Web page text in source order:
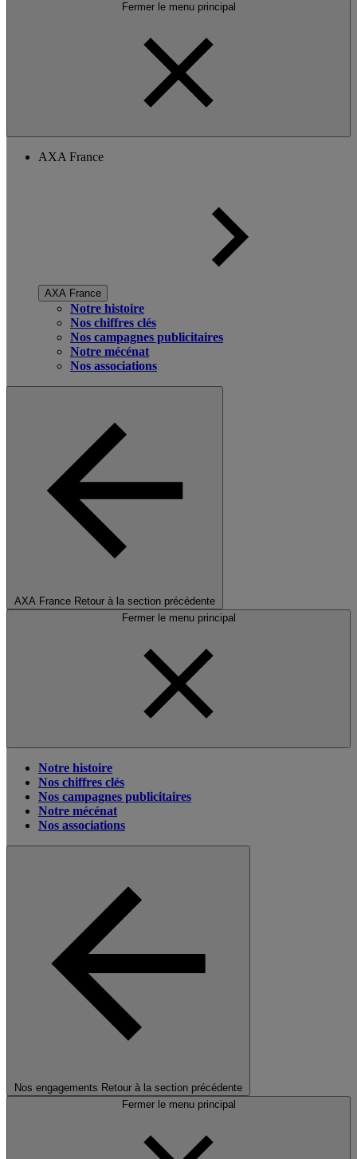
Fermer le menu principal
AXA France
AXA France
Notre histoire
Nos chiffres clés
Nos campagnes publicitaires
Notre mécénat
Nos associations
AXA France Retour à la section précédente
Fermer le menu principal
Notre histoire
Nos chiffres clés
Nos campagnes publicitaires
Notre mécénat
Nos associations
Nos engagements Retour à la section précédente
Fermer le menu principal